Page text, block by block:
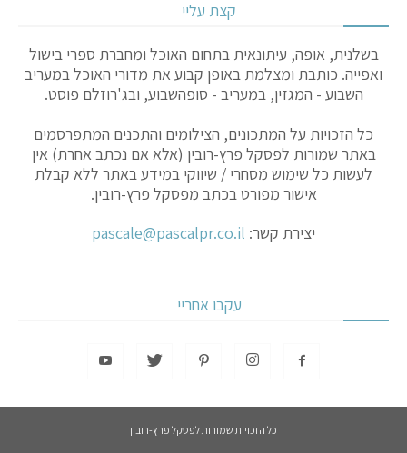
קצת עליי
בשלנית, אופה, עיתונאית בתחום האוכל ומחברת ספרי בישול
ואפייה. כותבת ומצלמת באופן קבוע את מדורי האוכל במעריב
השבוע - המגזין, במעריב - סופהשבוע, ובג'רוזלם פוסט.
כל הזכויות על המתכונים, הצילומים והתכנים המתפרסמים
באתר שמורות לפסקל פרץ-רובין (אלא אם נכתב אחרת) אין
לעשות כל שימוש מסחרי / שיווקי במידע באתר ללא קבלת
אישור מפורט בכתב מפסקל פרץ-רובין.
יצירת קשר: pascale@pascalpr.co.il
עקבו אחריי
כל הזכויות שמורות לפסקל פרץ-רובין